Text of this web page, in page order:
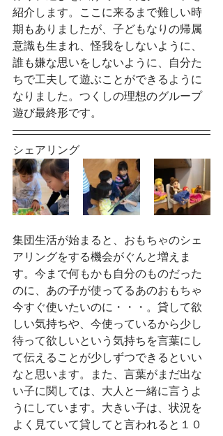
紹介します。ここに来るまで難しい時
期もありましたが、子どもなりの帰属
意識も生まれ、怪我をしないように、
誰も嫌な思いをしないように、自分た
ちで工夫して遊ぶことができるように
なりました。つくしの理想のグループ
遊び最終形です。
シェアリング
集団生活が始まると、おもちゃのシェ
アリングをする機会がぐんと増えま
す。今まで何もかも自分のものだった
のに、あの子が使ってるあのおもちゃ
今すぐ使いたいのに・・・。貸して欲
しい気持ちや、今使っているから少し
待って欲しいという気持ちを言葉にし
て伝えることが少しずつできるといい
なと思います。また、言葉がまだ出な
い子に関しては、大人と一緒に言うよ
うにしています。大きい子は、状況を
よく見ていて貸してと言われると１０